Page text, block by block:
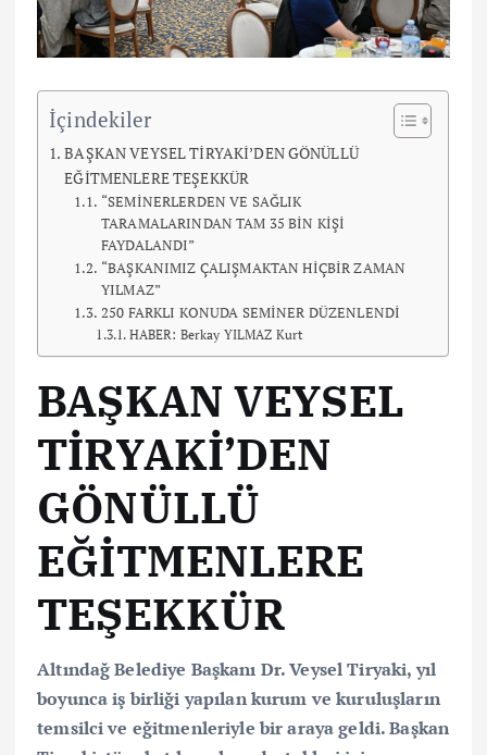
İçindekiler
BAŞKAN VEYSEL TİRYAKİ’DEN GÖNÜLLÜ
EĞİTMENLERE TEŞEKKÜR
“SEMİNERLERDEN VE SAĞLIK
TARAMALARINDAN TAM 35 BİN KİŞİ
FAYDALANDI”
“BAŞKANIMIZ ÇALIŞMAKTAN HİÇBİR ZAMAN
YILMAZ”
250 FARKLI KONUDA SEMİNER DÜZENLENDİ
HABER: Berkay YILMAZ Kurt
BAŞKAN VEYSEL
TİRYAKİ’DEN
GÖNÜLLÜ
EĞİTMENLERE
TEŞEKKÜR
Altındağ Belediye Başkanı Dr. Veysel Tiryaki, yıl
boyunca iş birliği yapılan kurum ve kuruluşların
temsilci ve eğitmenleriyle bir araya geldi. Başkan